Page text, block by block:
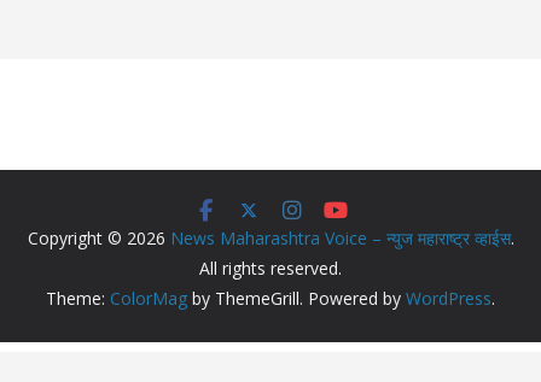
Copyright © 2026 News Maharashtra Voice – न्युज महाराष्ट्र व्हाईस.
All rights reserved.
Theme: ColorMag by ThemeGrill. Powered by WordPress.